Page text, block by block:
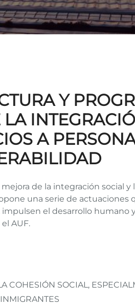
Y
A
de la integración social y
una serie de actuaciones
impulsen el desarrollo humano
AUF.
COHESIÓN SOCIAL,